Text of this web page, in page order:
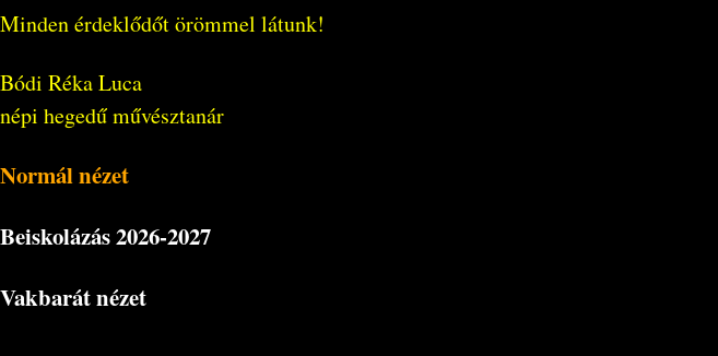
Minden érdeklődőt örömmel látunk!
Bódi Réka Luca
népi hegedű művésztanár
Normál nézet
Beiskolázás2026-2027
Vakbarát nézet